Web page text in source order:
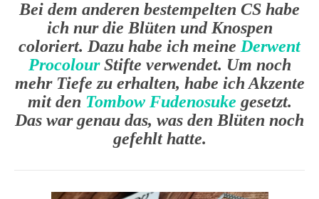
Bei dem anderen bestempelten CS habe
ich nur die Blüten und Knospen
coloriert. Dazu habe ich meine Derwent
ProcolourStifte verwendet. Um noch
mehr Tiefe zu erhalten, habe ich Akzente
mit den Tombow Fudenosuke gesetzt.
Das war genau das, was den Blüten noch
gefehlt hatte.